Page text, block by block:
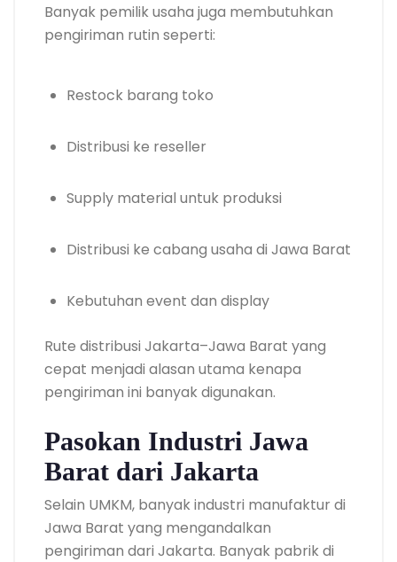
Banyak pemilik usaha juga membutuhkan
pengiriman rutin seperti:
Restock barang toko
Distribusi ke reseller
Supply material untuk produksi
Distribusi ke cabang usaha di Jawa Barat
Kebutuhan event dan display
Rute distribusi Jakarta–Jawa Barat yang
cepat menjadi alasan utama kenapa
pengiriman ini banyak digunakan.
Pasokan Industri Jawa
Barat dari Jakarta
Selain UMKM, banyak industri manufaktur di
Jawa Barat yang mengandalkan
pengiriman dari Jakarta. Banyak pabrik di